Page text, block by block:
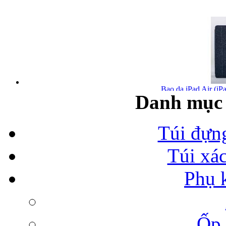
Bao da iPad Air
Bao da iPad Air
Danh
Túi
Túi
Phụ